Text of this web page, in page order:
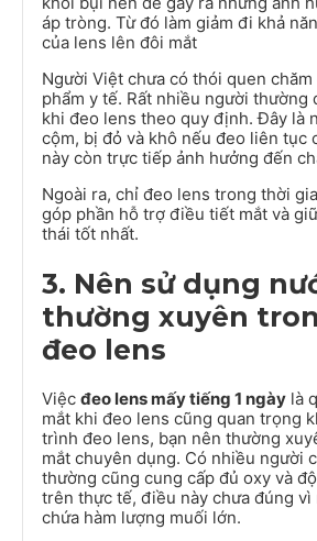
áp tròng. Từ đó làm giảm đi khả
của lens lên đôi mắt
Người Việt chưa có thói quen
phẩm y tế. Rất nhiều người thường
khi đeo lens theo quy định. Đây là
cộm, bị đỏ và khô nếu đeo liên tục
này còn trực tiếp ảnh hưởng đến
Ngoài ra, chỉ đeo lens trong thời
góp phần hỗ trợ điều tiết mắt và
thái tốt nhất.
3. Nên sử dụng
thường xuyên
đeo lens
Việc đeo lens mấy tiếng 1 ngày là
mắt khi đeo lens cũng quan trọng
trình đeo lens, bạn nên thường
mắt chuyên dụng. Có nhiều người
thường cũng cung cấp đủ oxy và
trên thực tế, điều này chưa đúng
chứa hàm lượng muối lớn.